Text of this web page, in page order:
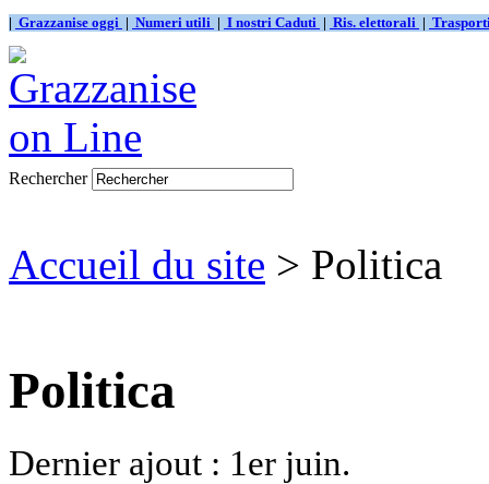
| Grazzanise oggi | Numeri utili | I nostri Caduti | Ris. elettorali |
Rechercher
Accueil du site > Politica
Politica
Dernier ajout : 1er juin.